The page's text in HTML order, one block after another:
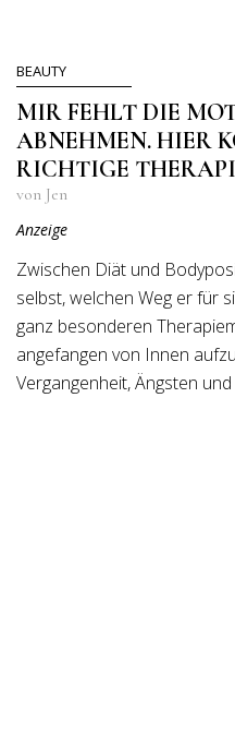
BEAUTY
MIR FEHLT DIE
ABNEHMEN. HIER
RICHTIGE
von Jen
Anzeige
Zwischen Diät und
selbst, welchen Weg er für
ganz besonderen
angefangen von Innen
Vergangenheit, Ängsten